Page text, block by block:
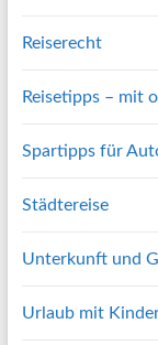
Reiserecht
Reisetipps – mit
Spartipps für
Städtereise
Unterkunft und
Urlaub mit